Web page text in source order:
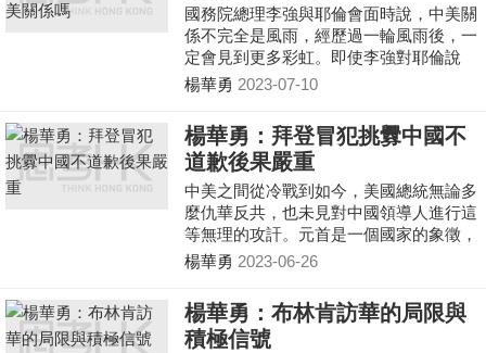
已撕下了美國「和平捍衛者」的假面具，
暴露了其唯恐天下不亂的真面目。
國務院總理李強與耶倫會面時說，中美關
係不完全是風雨，經歷過一輪風雨後，一
定會見到更多彩虹。即使李強對耶倫說
「風雨後見到更多彩虹」，近來更積極放
華強硬派左右大局，令美國與盟友就算未
至於全面對華脫鈎，惟仍戒備中國發展，
相信中美關係近期未必有大幅改善。
楊華勇 2023-07-10
楊華勇：拜登冒犯挑釁中國不
道歉後果嚴重
中美之間從冷戰到如今，美國總統無論多
麼仇華反共，也未見對中國領導人進行這
等無理的攻訐。元首是一個國家的象徵，
國與國之間要改善外交關係，應該尊重其
擊性的言語。拜登的言論，帶有強烈冒犯
和挑釁味道，是可忍孰不可忍，事件對中
美關係「止跌回穩」是一次重大打擊。
楊華勇 2023-06-26
楊華勇：布林肯訪華的局限與
積極信號